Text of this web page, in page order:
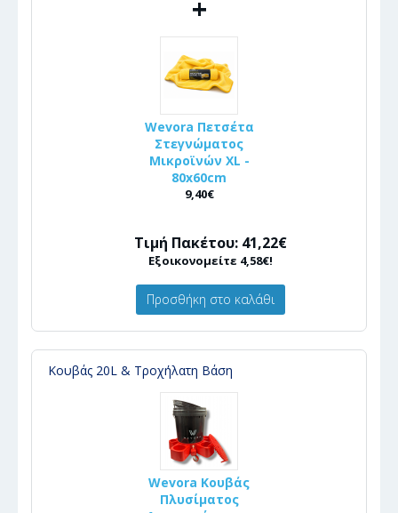
+
Wevora Πετσέτα
Στεγνώματος
Μικροϊνών XL -
80x60cm
9,40€
Τιμή Πακέτου: 41,22€
Εξοικονομείτε 4,58€!
Προσθήκη στο καλάθι
Κουβάς 20L & Τροχήλατη Βάση
Wevora Κουβάς
Πλυσίματος